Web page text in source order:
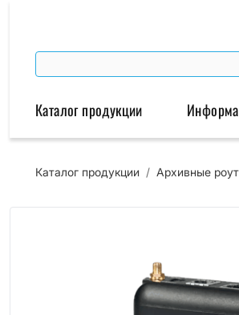
Каталог продукции
Беспроводная связь
Промышленные контроллеры
Каталог продукции / Архивные